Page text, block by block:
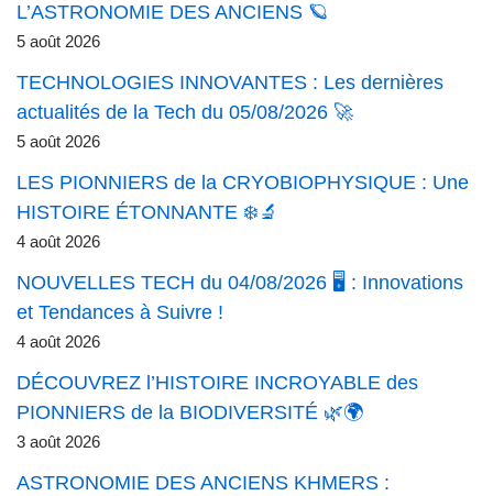
L’ASTRONOMIE DES ANCIENS 🪐
5 août 2026
TECHNOLOGIES INNOVANTES : Les dernières
actualités de la Tech du 05/08/2026 🚀
5 août 2026
LES PIONNIERS de la CRYOBIOPHYSIQUE : Une
HISTOIRE ÉTONNANTE ❄️🔬
4 août 2026
NOUVELLES TECH du 04/08/2026 🖥️ : Innovations
et Tendances à Suivre !
4 août 2026
DÉCOUVREZ l’HISTOIRE INCROYABLE des
PIONNIERS de la BIODIVERSITÉ 🌿🌍
3 août 2026
ASTRONOMIE DES ANCIENS KHMERS :